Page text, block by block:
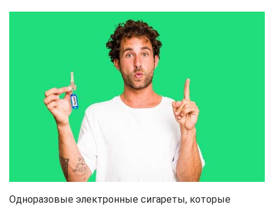
Одноразовые электронные сигареты, которые